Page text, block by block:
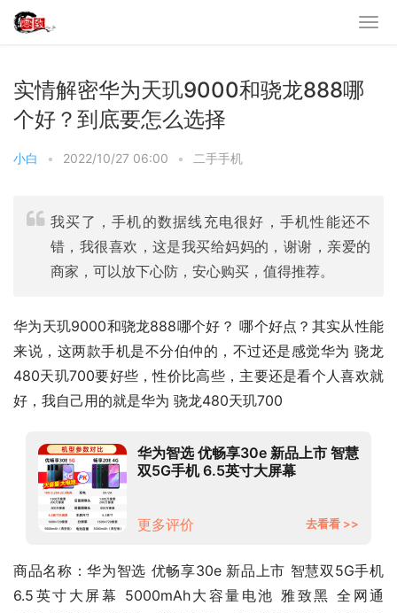
实情解密华为天玑9000和骁龙888哪
个好？到底要怎么选择
小白 • 2022/10/27 06:00 • 二手手机
我买了，手机的数据线充电很好，手机性能还不
错，我很喜欢，这是我买给妈妈的，谢谢，亲爱的
商家，可以放下心防，安心购买，值得推荐。
华为天玑9000和骁龙888哪个好？ 哪个好点？其实从性能
来说，这两款手机是不分伯仲的，不过还是感觉华为 骁龙
480天玑700要好些，性价比高些，主要还是看个人喜欢就
好，我自己用的就是华为 骁龙480天玑700
华为智选 优畅享30e 新品上市 智慧
双5G手机 6.5英寸大屏幕
更多评价
去看看 >>
商品名称：华为智选 优畅享30e 新品上市 智慧双5G手机
6.5英寸大屏幕 5000mAh大容量电池 雅致黑 全网通